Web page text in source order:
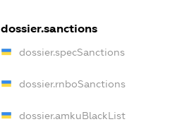
dossier.sanctions
dossier.specSanctions
dossier.rnboSanctions
dossier.amkuBlackList